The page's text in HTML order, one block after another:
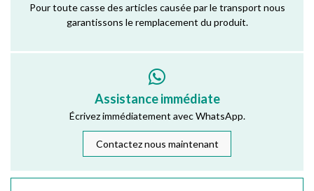
Pour toute casse des articles causée par le transport nous
garantissons le remplacement du produit.
Assistance immédiate
Écrivez immédiatement avec WhatsApp.
Contactez nous maintenant